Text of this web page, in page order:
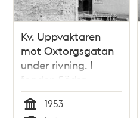
Kv. Uppvaktaren
mot Oxtorgsgatan
under rivning. I
fonden Södra
Kungstornet och
nedanför det
1953